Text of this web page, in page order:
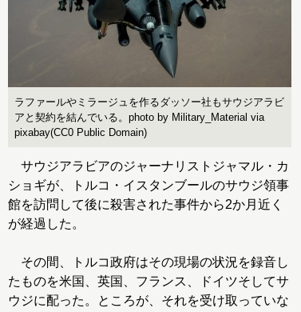
ラファールやミラージュを作るダッソー社もサウジアラビ
アと契約を結んでいる。photo by Military_Material via
pixabay(CC0 Public Domain)
サウジアラビアのジャーナリストジャマル・カ
ショギが、トルコ・イスタンブールのサウジ領事
館を訪問して後に殺害された事件から2か月近く
が経過した。
その間、トルコ政府はその現場の状況を録音し
たものを米国、英国、フランス、ドイツそしてサ
ウジに配った。ところが、それを受け取っていな